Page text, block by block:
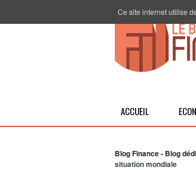
ACCUEIL
Blog Finance - Blog
situation mondiale
Ce site internet utilise